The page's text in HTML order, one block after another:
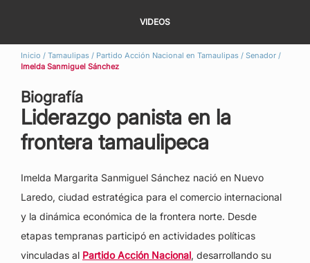
VIDEOS
Inicio / Tamaulipas / Partido Acción Nacional en Tamaulipas / Senador /
Imelda Sanmiguel Sánchez
Biografía
Liderazgo panista en la
frontera tamaulipeca
Imelda Margarita Sanmiguel Sánchez nació en Nuevo
Laredo, ciudad estratégica para el comercio internacional
y la dinámica económica de la frontera norte. Desde
etapas tempranas participó en actividades políticas
vinculadas al Partido Acción Nacional, desarrollando su